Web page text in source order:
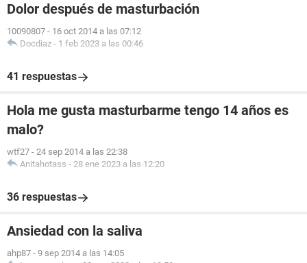
Dolor después de masturbación
10090807 - 16 oct 2014 a las 07:12
Docdiaz - 1 feb 2023 a las 00:46
41 respuestas
Hola me gusta masturbarme tengo 14 años es
malo?
wtf27 - 24 sep 2014 a las 22:38
Anitahotass - 28 ene 2023 a las 12:20
36 respuestas
Ansiedad con la saliva
ahp87 - 9 sep 2014 a las 14:05